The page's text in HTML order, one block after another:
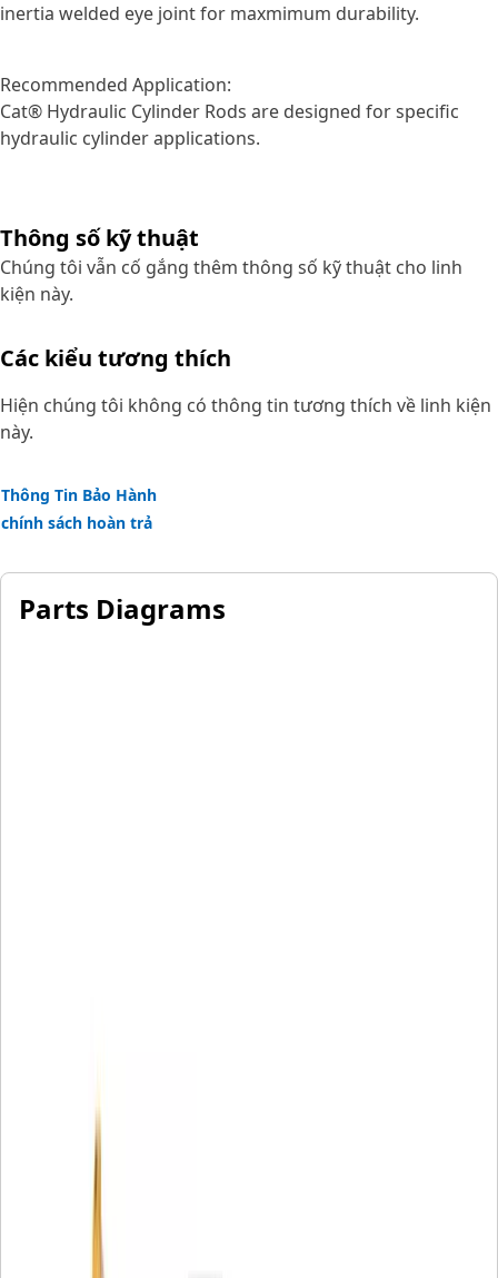
inertia welded eye joint for maxmimum durability.
Recommended Application:
Cat® Hydraulic Cylinder Rods are designed for specific
hydraulic cylinder applications.
Thông số kỹ thuật
Chúng tôi vẫn cố gắng thêm thông số kỹ thuật cho linh
kiện này.
Các kiểu tương thích
Hiện chúng tôi không có thông tin tương thích về linh kiện
này.
Thông Tin Bảo Hành
chính sách hoàn trả
Parts Diagrams